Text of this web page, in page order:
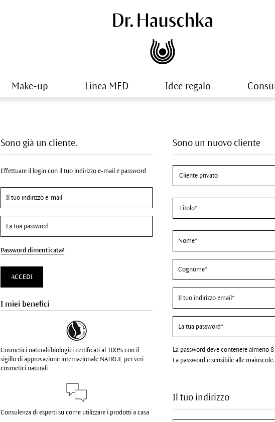
Make-up Linea MED Idee regalo
Sono un nuovo cliente
La password deve contenere almeno
La password è sensibile alle maiuscole.
Il tuo indirizzo
Sono già un cliente.
Effettuare il login con il tuo indirizzo e-mail e password
Password dimenticata?
ACCEDI
I miei benefici
Cosmetici naturali/biologici certificati al 100% con il
sigillo di approvazione internazionale NATRUE per veri
cosmetici naturali
Consulenza di esperti su come utilizzare i prodotti a casa